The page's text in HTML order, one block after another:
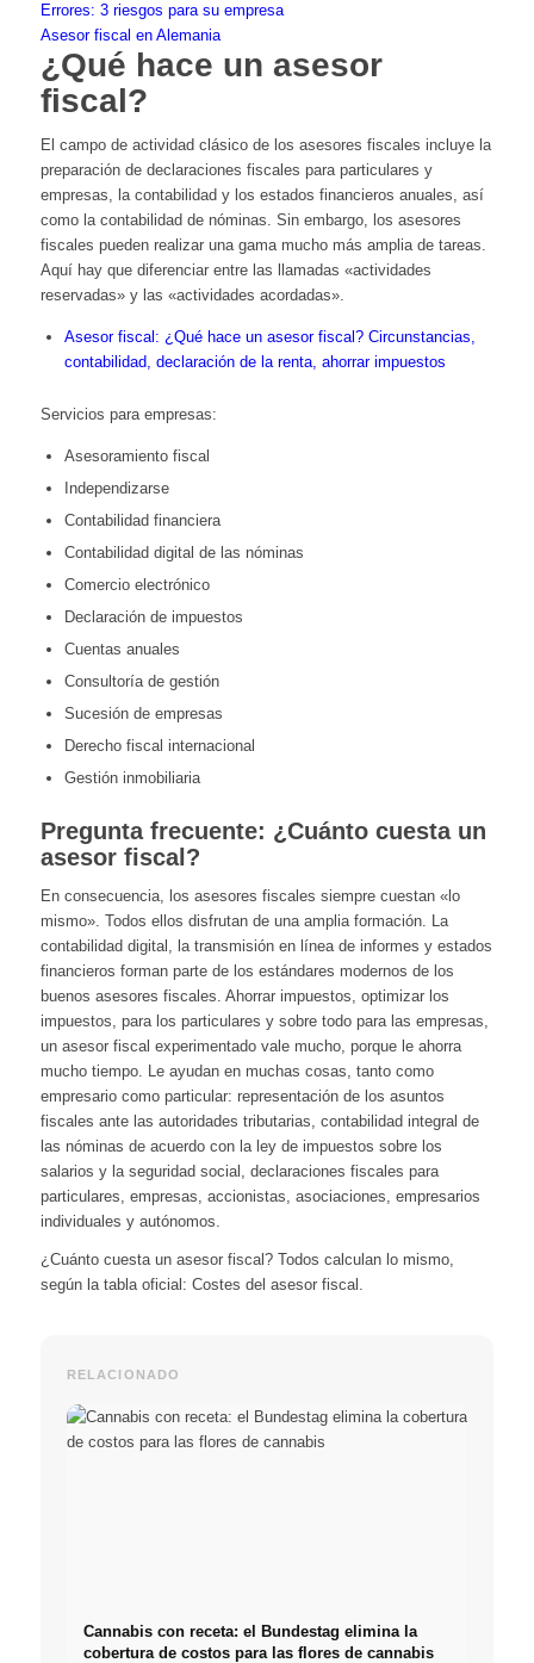
Errores: 3 riesgos para su empresa
Asesor fiscal en Alemania
¿Qué hace un asesor
fiscal?
El campo de actividad clásico de los asesores fiscales incluye la
preparación de declaraciones fiscales para particulares y
empresas, la contabilidad y los estados financieros anuales, así
como la contabilidad de nóminas. Sin embargo, los asesores
fiscales pueden realizar una gama mucho más amplia de tareas.
Aquí hay que diferenciar entre las llamadas «actividades
reservadas» y las «actividades acordadas».
Asesor fiscal: ¿Qué hace un asesor fiscal? Circunstancias,
contabilidad, declaración de la renta, ahorrar impuestos
Servicios para empresas:
Asesoramiento fiscal
Independizarse
Contabilidad financiera
Contabilidad digital de las nóminas
Comercio electrónico
Declaración de impuestos
Cuentas anuales
Consultoría de gestión
Sucesión de empresas
Derecho fiscal internacional
Gestión inmobiliaria
Pregunta frecuente: ¿Cuánto cuesta un
asesor fiscal?
En consecuencia, los asesores fiscales siempre cuestan «lo
mismo». Todos ellos disfrutan de una amplia formación. La
contabilidad digital, la transmisión en línea de informes y estados
financieros forman parte de los estándares modernos de los
buenos asesores fiscales. Ahorrar impuestos, optimizar los
impuestos, para los particulares y sobre todo para las empresas,
un asesor fiscal experimentado vale mucho, porque le ahorra
mucho tiempo. Le ayudan en muchas cosas, tanto como
empresario como particular: representación de los asuntos
fiscales ante las autoridades tributarias, contabilidad integral de
las nóminas de acuerdo con la ley de impuestos sobre los
salarios y la seguridad social, declaraciones fiscales para
particulares, empresas, accionistas, asociaciones, empresarios
individuales y autónomos.
¿Cuánto cuesta un asesor fiscal? Todos calculan lo mismo,
según la tabla oficial: Costes del asesor fiscal .
RELACIONADO
Cannabis con receta: el Bundestag elimina la
cobertura de costos para las flores de cannabis